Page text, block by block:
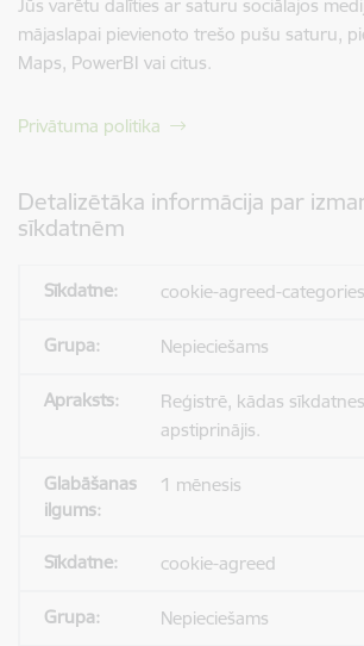
Jūs varētu dalīties ar saturu sociālajos
mājaslapai pievienoto trešo pušu saturu,
Maps, PowerBI vai citus.
Privātuma politika
Detalizētāka informācija par
sīkdatnēm
cookie-agreed-categories
Nepieciešams
Reģistrē, kādas
apstiprinājis.
1 mēnesis
cookie-agreed
Nepieciešams